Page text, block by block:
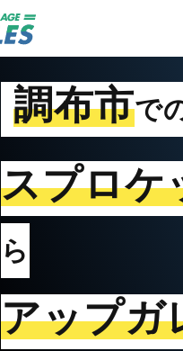
調布市で
スプロケ
ら
アップガ